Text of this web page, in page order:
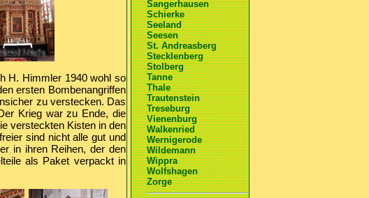
H. Himmler 1940 wohl so
ersten Bombenangriffen
zu verstecken. Das
Krieg war zu Ende, die
versteckten Kisten in den
sind nicht alle gut und
in ihren Reihen, der den
als Paket verpackt in
Sangerhausen
Schierke
Seeland
Seesen
St. Andreasberg
Stecklenberg
Stolberg
Tanne
Thale
Trautenstein
Treseburg
Vienenburg
Walkenried
Wernigerode
Wildemann
Wippra
Wolfshagen
Zorge